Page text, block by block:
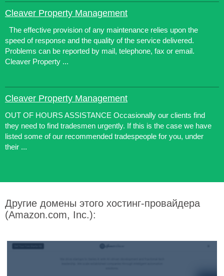
Cleaver Property Management
The effective provision of any maintenance relies upon the
speed of response and the quality of the service delivered.
Problems can be reported by mail, telephone, fax or email.
Cleaver Property ...
Cleaver Property Management
OUT OF HOURS ASSISTANCE Occasionally our clients find
they need to find tradesmen urgently. If this is the case we have
listed some of our recommended tradespeople for you, under
their ...
Другие домены этого хостинг-провайдера
(Amazon.com, Inc.):